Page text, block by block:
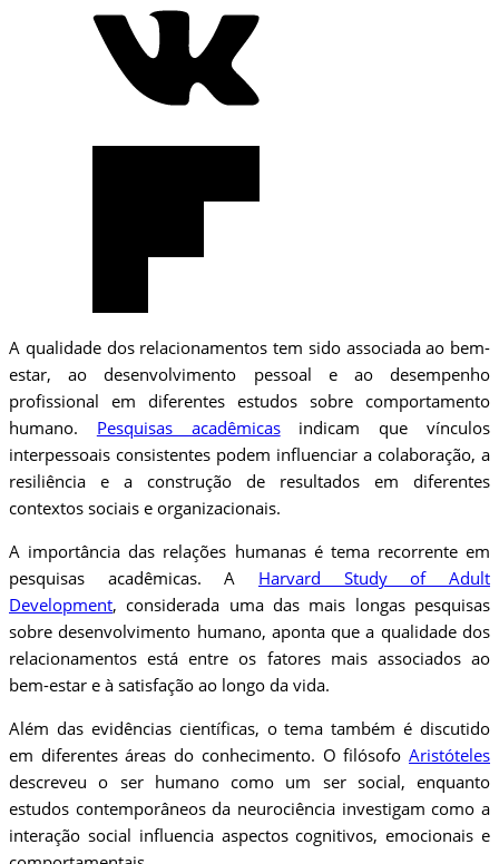
A qualidade dos relacionamentos tem sido associada ao bem-
estar, ao desenvolvimento pessoal e ao desempenho
profissional em diferentes estudos sobre comportamento
humano. Pesquisas acadêmicasindicam que vínculos
interpessoais consistentes podem influenciar a colaboração, a
resiliência e a construção de resultados em diferentes
contextos sociais e organizacionais.
A importância das relações humanas é tema recorrente em
pesquisas acadêmicas. A Harvard Study of Adult
Development, considerada uma das mais longas pesquisas
sobre desenvolvimento humano, aponta que a qualidade dos
relacionamentos está entre os fatores mais associados ao
bem-estar e à satisfação ao longo da vida.
Além das evidências científicas, o tema também é discutido
em diferentes áreas do conhecimento. O filósofo Aristóteles
descreveu o ser humano como um ser social, enquanto
estudos contemporâneos da neurociência investigam como a
interação social influencia aspectos cognitivos, emocionais e